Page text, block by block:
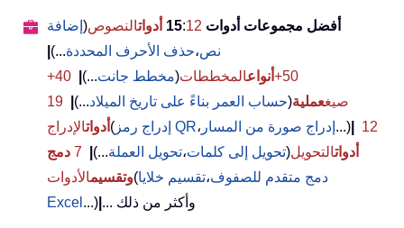
أفضل مجموعات أدوات 15 :12 أدواتالنصوص( إضافة
نص،حذف الأحرف المحددة...)
50+
أنواعالمخططات(مخطط جانت...)
40+
صيغعملية(حساب العمر بناءً على تاريخ الميلاد...)
19
أدواتالإدراج ( إدراج رمز QR، إدراج صورة من المسار ...)
12
أدواتالتحويل(تحويل إلى كلمات،تحويل العملة...)
7 دمج
وتقسيمالأدوات ( دمج متقدم للصفوف،تقسيم خلايا
Excel ...) ... وأكثر من ذلك